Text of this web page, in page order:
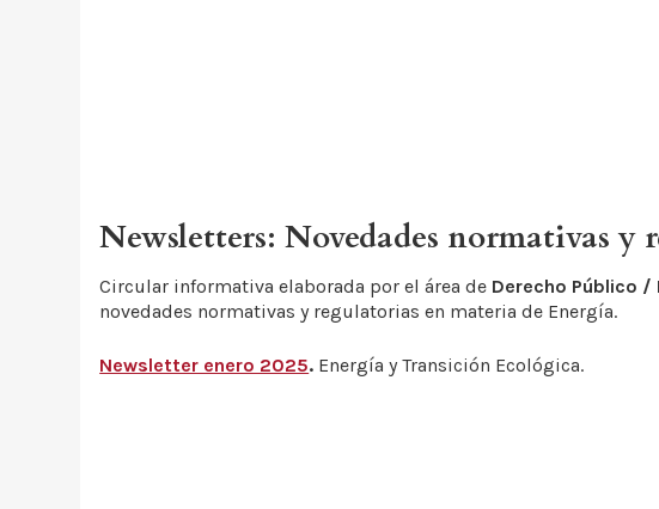
Newsletters: Novedades normativas y
Circular informativa elaborada por el área de Derecho Público /
novedades normativas y regulatorias en materia de Energía.
Newsletter enero 2025. Energía y Transición Ecológica.